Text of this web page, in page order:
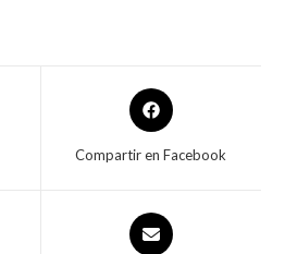
Compartir en Facebook